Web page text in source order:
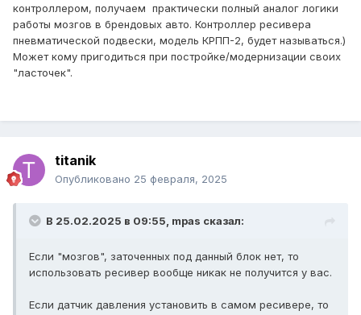
контроллером, получаем практически полный аналог логики
работы мозгов в брендовых авто. Контроллер ресивера
пневматической подвески, модель КРПП-2, будет называться.)
Может кому пригодиться при постройке/модернизации своих
"ласточек".
titanik
Опубликовано 25 февраля, 2025
В 25.02.2025 в 09:55, mpas сказал:
Если "мозгов", заточенных под данный блок нет, то
использовать ресивер вообще никак не получится у вас.
Если датчик давления установить в самом ресивере, то